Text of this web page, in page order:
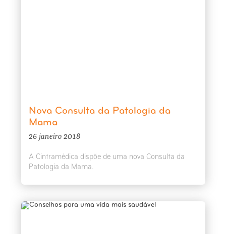
Nova Consulta da Patologia da
Mama
26 janeiro 2018
A Cintramédica dispõe de uma nova Consulta da
Patologia da Mama.